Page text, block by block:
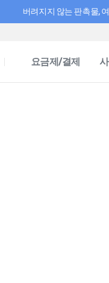
버려지지 않는 판촉물,
요금제/결제